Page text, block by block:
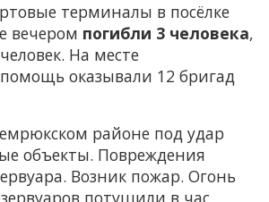
терминалы в посёлке
вечером погибли 3 человека,
На месте
оказывали 12 бригад
районе под удар
объекты. Повреждения
Возник пожар. Огонь